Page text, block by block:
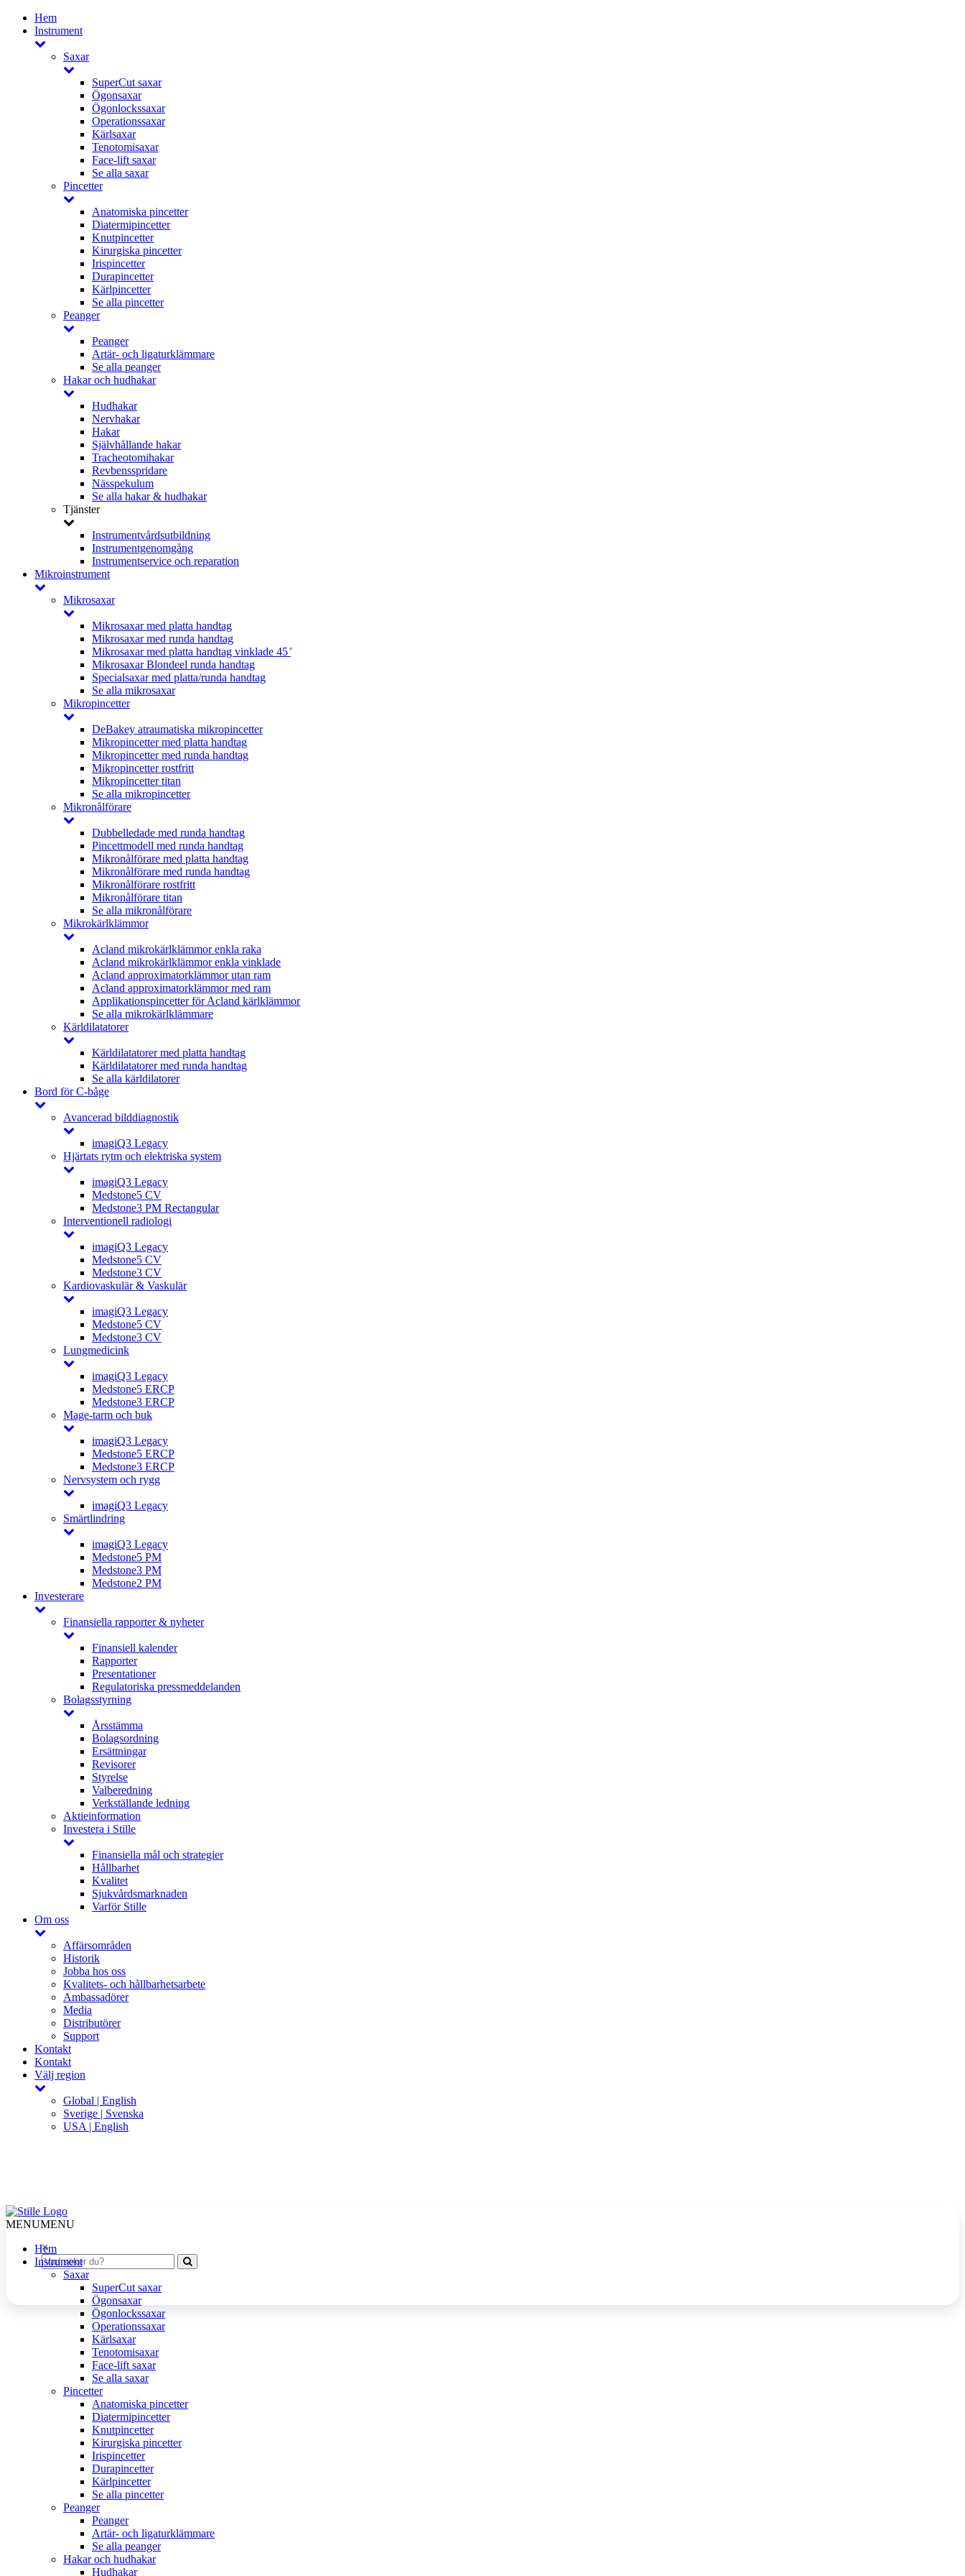
Hem
Instrument
Saxar
SuperCut saxar
Ögonsaxar
Ögonlockssaxar
Operationssaxar
Kärlsaxar
Tenotomisaxar
Face-lift saxar
Se alla saxar
Pincetter
Anatomiska pincetter
Diatermipincetter
Knutpincetter
Kirurgiska pincetter
Irispincetter
Durapincetter
Kärlpincetter
Se alla pincetter
Peanger
Peanger
Artär- och ligaturklämmare
Se alla peanger
Hakar och hudhakar
Hudhakar
Nervhakar
Hakar
Självhållande hakar
Tracheotomihakar
Revbensspridare
Nässpekulum
Se alla hakar & hudhakar
Tjänster
Instrumentvårdsutbildning
Instrumentgenomgång
Instrumentservice och reparation
Mikroinstrument
Mikrosaxar
Mikrosaxar med platta handtag
Mikrosaxar med runda handtag
Mikrosaxar med platta handtag vinklade 45 ̊
Mikrosaxar Blondeel runda handtag
Specialsaxar med platta/runda handtag
Se alla mikrosaxar
Mikropincetter
DeBakey atraumatiska mikropincetter
Mikropincetter med platta handtag
Mikropincetter med runda handtag
Mikropincetter rostfritt
Mikropincetter titan
Se alla mikropincetter
Mikronålförare
Dubbelledade med runda handtag
Pincettmodell med runda handtag
Mikronålförare med platta handtag
Mikronålförare med runda handtag
Mikronålförare rostfritt
Mikronålförare titan
Se alla mikronålförare
Mikrokärlklämmor
Acland mikrokärlklämmor enkla raka
Acland mikrokärlklämmor enkla vinklade
Acland approximatorklämmor utan ram
Acland approximatorklämmor med ram
Applikationspincetter för Acland kärlklämmor
Se alla mikrokärlklämmare
Kärldilatatorer
Kärldilatatorer med platta handtag
Kärldilatatorer med runda handtag
Se alla kärldilatorer
Bord för C-båge
Avancerad bilddiagnostik
imagiQ3 Legacy
Hjärtats rytm och elektriska system
imagiQ3 Legacy
Medstone5 CV
Medstone3 PM Rectangular
Interventionell radiologi
imagiQ3 Legacy
Medstone5 CV
Medstone3 CV
Kardiovaskulär & Vaskulär
imagiQ3 Legacy
Medstone5 CV
Medstone3 CV
Lungmedicink
imagiQ3 Legacy
Medstone5 ERCP
Medstone3 ERCP
Mage-tarm och buk
imagiQ3 Legacy
Medstone5 ERCP
Medstone3 ERCP
Nervsystem och rygg
imagiQ3 Legacy
Smärtlindring
imagiQ3 Legacy
Medstone5 PM
Medstone3 PM
Medstone2 PM
Investerare
Finansiella rapporter & nyheter
Finansiell kalender
Rapporter
Presentationer
Regulatoriska pressmeddelanden
Bolagsstyrning
Årsstämma
Bolagsordning
Ersättningar
Revisorer
Styrelse
Valberedning
Verkställande ledning
Aktieinformation
Investera i Stille
Finansiella mål och strategier
Hållbarhet
Kvalitet
Sjukvårdsmarknaden
Varför Stille
Om oss
Affärsområden
Historik
Jobba hos oss
Kvalitets- och hållbarhetsarbete
Ambassadörer
Media
Distributörer
Support
Kontakt
Kontakt
Välj region
Global | English
Sverige | Svenska
USA | English
×
MENUMENU
Hem
Instrument
Saxar
SuperCut saxar
Ögonsaxar
Ögonlockssaxar
Operationssaxar
Kärlsaxar
Tenotomisaxar
Face-lift saxar
Se alla saxar
Pincetter
Anatomiska pincetter
Diatermipincetter
Knutpincetter
Kirurgiska pincetter
Irispincetter
Durapincetter
Kärlpincetter
Se alla pincetter
Peanger
Peanger
Artär- och ligaturklämmare
Se alla peanger
Hakar och hudhakar
Hudhakar